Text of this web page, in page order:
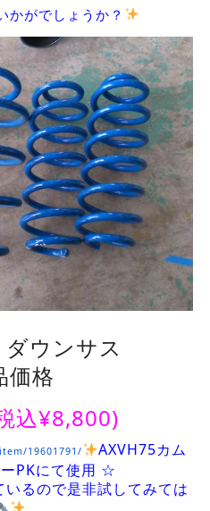
かがでしょうか？
ダウンサス
価格
込¥8,800)
19601791/
AXVH75カム
PKにて使用 ☆
るので是非試してみては